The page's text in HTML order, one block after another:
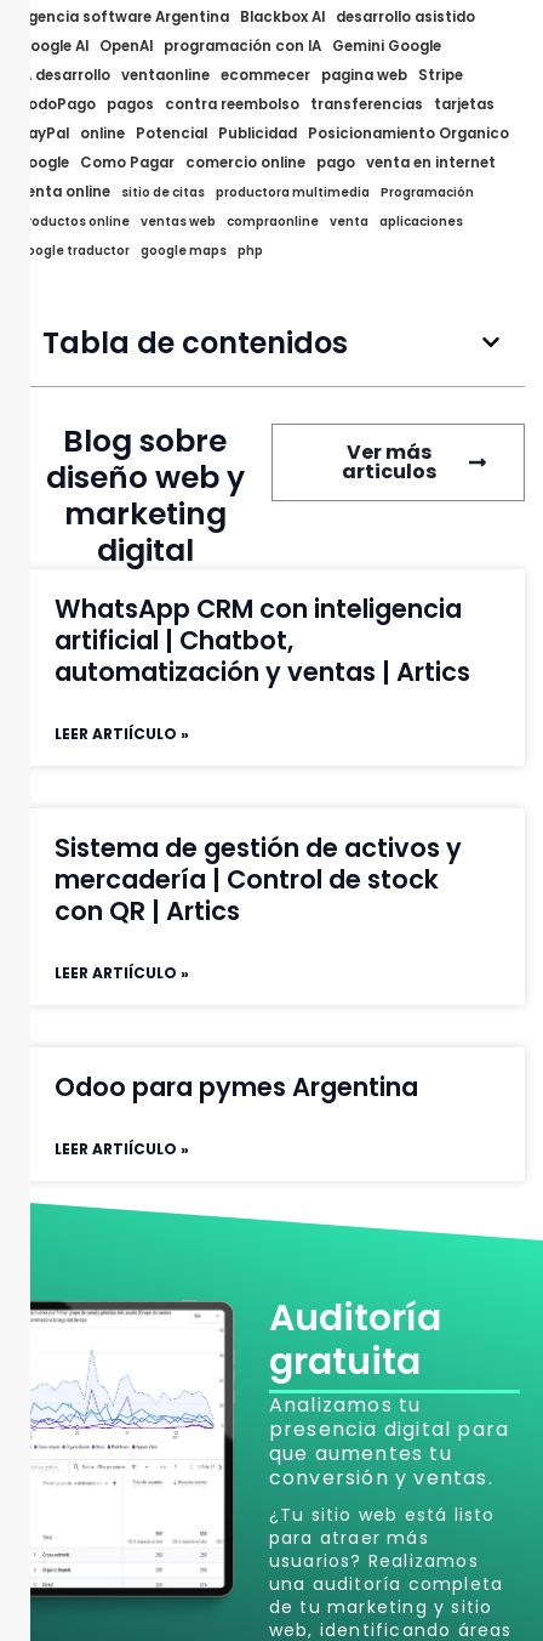
agencia software Argentina Blackbox AI
desarrollo asistido
Google AI
OpenAI programación con IA
Gemini Google
IA desarrollo ventaonline ecommecer pagina web
Stripe
TodoPago
pagos contra reembolso transferencias
tarjetas
PayPal
online Potencial Publicidad
Posicionamiento Organico
google
Como Pagar comercio online pago venta en internet
venta online
sitio de citas productora multimedia Programación
productos online ventas web compraonline venta aplicaciones
google traductor google maps php
Tabla de contenidos
Blog sobre
diseño web y
marketing
digital
Ver más
articulos
WhatsApp CRM con inteligencia
artificial | Chatbot,
automatización y ventas | Artics
LEER ARTIÍCULO »
Sistema de gestión de activos y
mercadería | Control de stock
con QR | Artics
LEER ARTIÍCULO »
Odoo para pymes Argentina
LEER ARTIÍCULO »
Auditoría
gratuita
Analizamos tu
presencia digital para
que aumentes tu
conversión y ventas.
¿Tu sitio web está listo
para atraer más
usuarios? Realizamos
una auditoría completa
de tu marketing y sitio
web, identificando áreas